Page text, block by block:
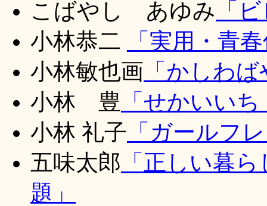
こばやし あゆみ 「
小林恭二
「実用・青
小林敏也画 「かしわ
小林 豊 「せかいい
小林 礼子 「ガールフ
五味太郎 「正しい暮
題」